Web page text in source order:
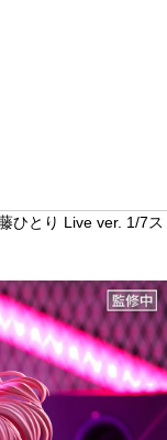
ひとり Live ver. 1/7ス